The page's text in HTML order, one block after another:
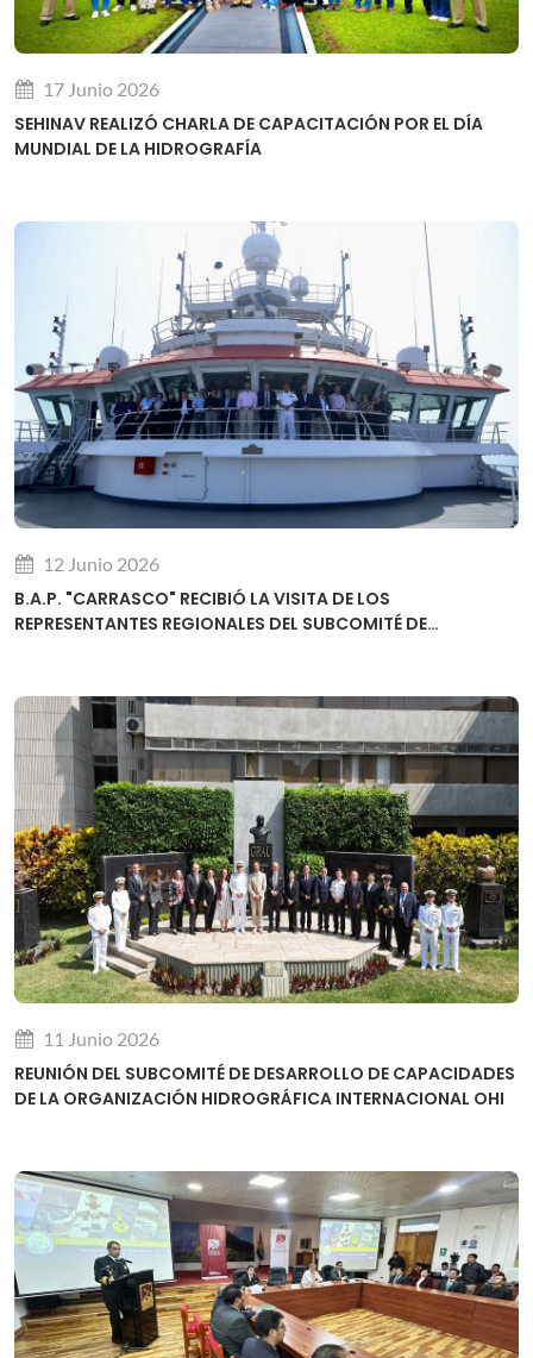
17 Junio 2026
SEHINAV REALIZÓ CHARLA DE CAPACITACIÓN POR EL DÍA
MUNDIAL DE LA HIDROGRAFÍA
12 Junio 2026
B.A.P. "CARRASCO" RECIBIÓ LA VISITA DE LOS
REPRESENTANTES REGIONALES DEL SUBCOMITÉ DE
11 Junio 2026
REUNIÓN DEL SUBCOMITÉ DE DESARROLLO DE CAPACIDADES
DE LA ORGANIZACIÓN HIDROGRÁFICA INTERNACIONAL OHI